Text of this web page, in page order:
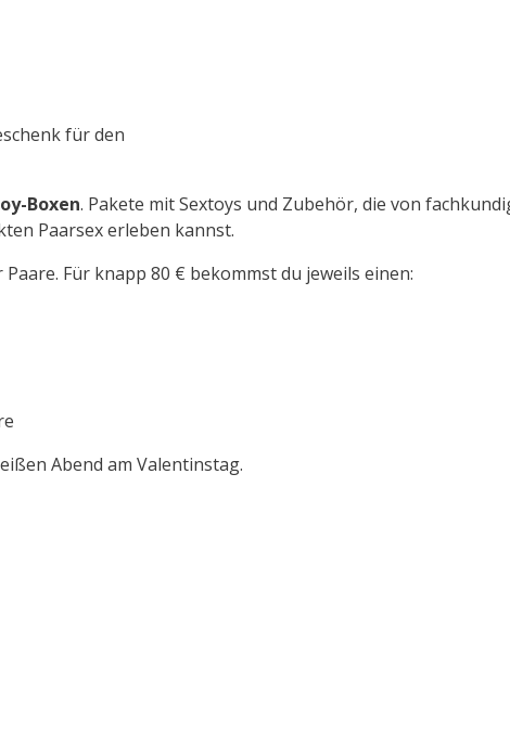
für den
Boxen. Pakete mit Sextoys und Zubehör, die von
Paarsex erleben kannst.
Paare. Für knapp 80 € bekommst du jeweils einen:
Abend am Valentinstag.